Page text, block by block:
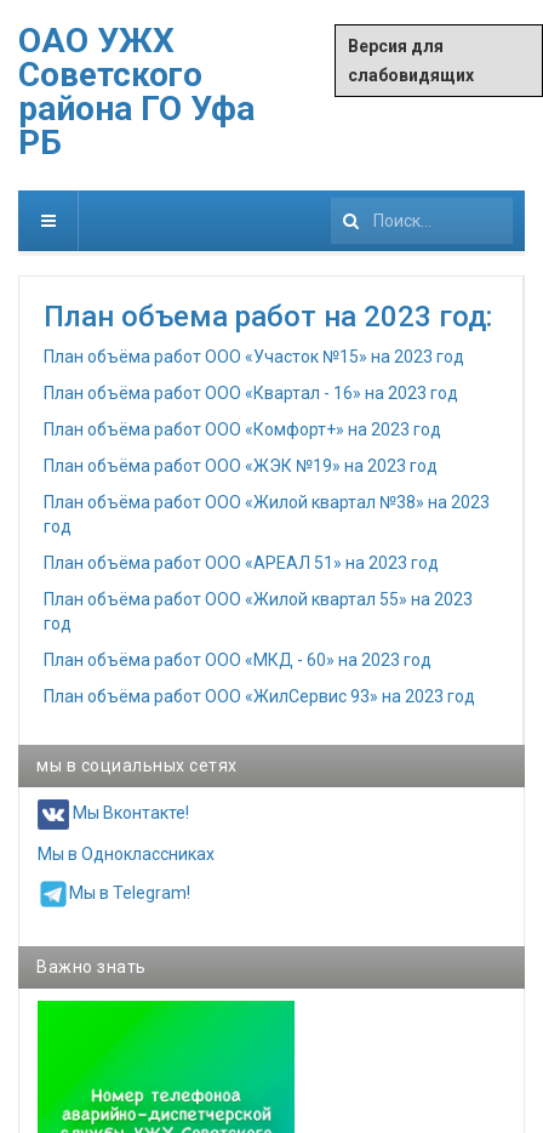
ОАО УЖХ
Советского
района ГО Уфа
РБ
Версия для
слабовидящих
Искать...
План объема работ на 2023 год:
План объёма работ ООО «Участок №15» на 2023 год
План объёма работ ООО «Квартал - 16» на 2023 год
План объёма работ ООО «Комфорт+» на 2023 год
План объёма работ ООО «ЖЭК №19» на 2023 год
План объёма работ ООО «Жилой квартал №38» на 2023
год
План объёма работ ООО «АРЕАЛ 51» на 2023 год
План объёма работ ООО «Жилой квартал 55» на 2023
год
План объёма работ ООО «МКД - 60» на 2023 год
План объёма работ ООО «ЖилСервис 93» на 2023 год
мы в социальных сетях
Мы Вконтакте!
Мы в Одноклассниках
Мы в Telegram!
Важно знать